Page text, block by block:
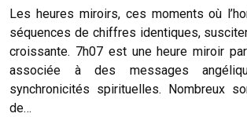
Les heures miroirs, ces moments où
séquences de chiffres identiques,
croissante. 7h07 est une heure miroir
associée à des messages
synchronicités spirituelles. Nombreux
de…